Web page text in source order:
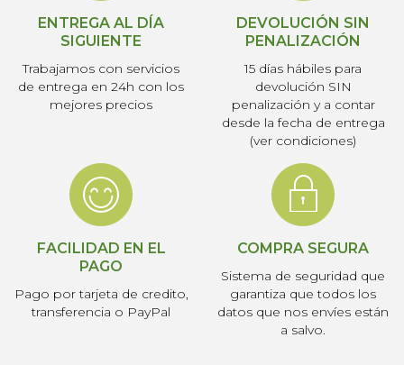
ENTREGA AL DÍA
SIGUIENTE
Trabajamos con servicios
de entrega en 24h con los
mejores precios
DEVOLUCIÓN SIN
PENALIZACIÓN
15 días hábiles para
devolución SIN
penalización y a contar
desde la fecha de entrega
(ver condiciones)
FACILIDAD EN EL
PAGO
Pago por tarjeta de credito,
transferencia o PayPal
COMPRA SEGURA
Sistema de seguridad que
garantiza que todos los
datos que nos envíes están
a salvo.